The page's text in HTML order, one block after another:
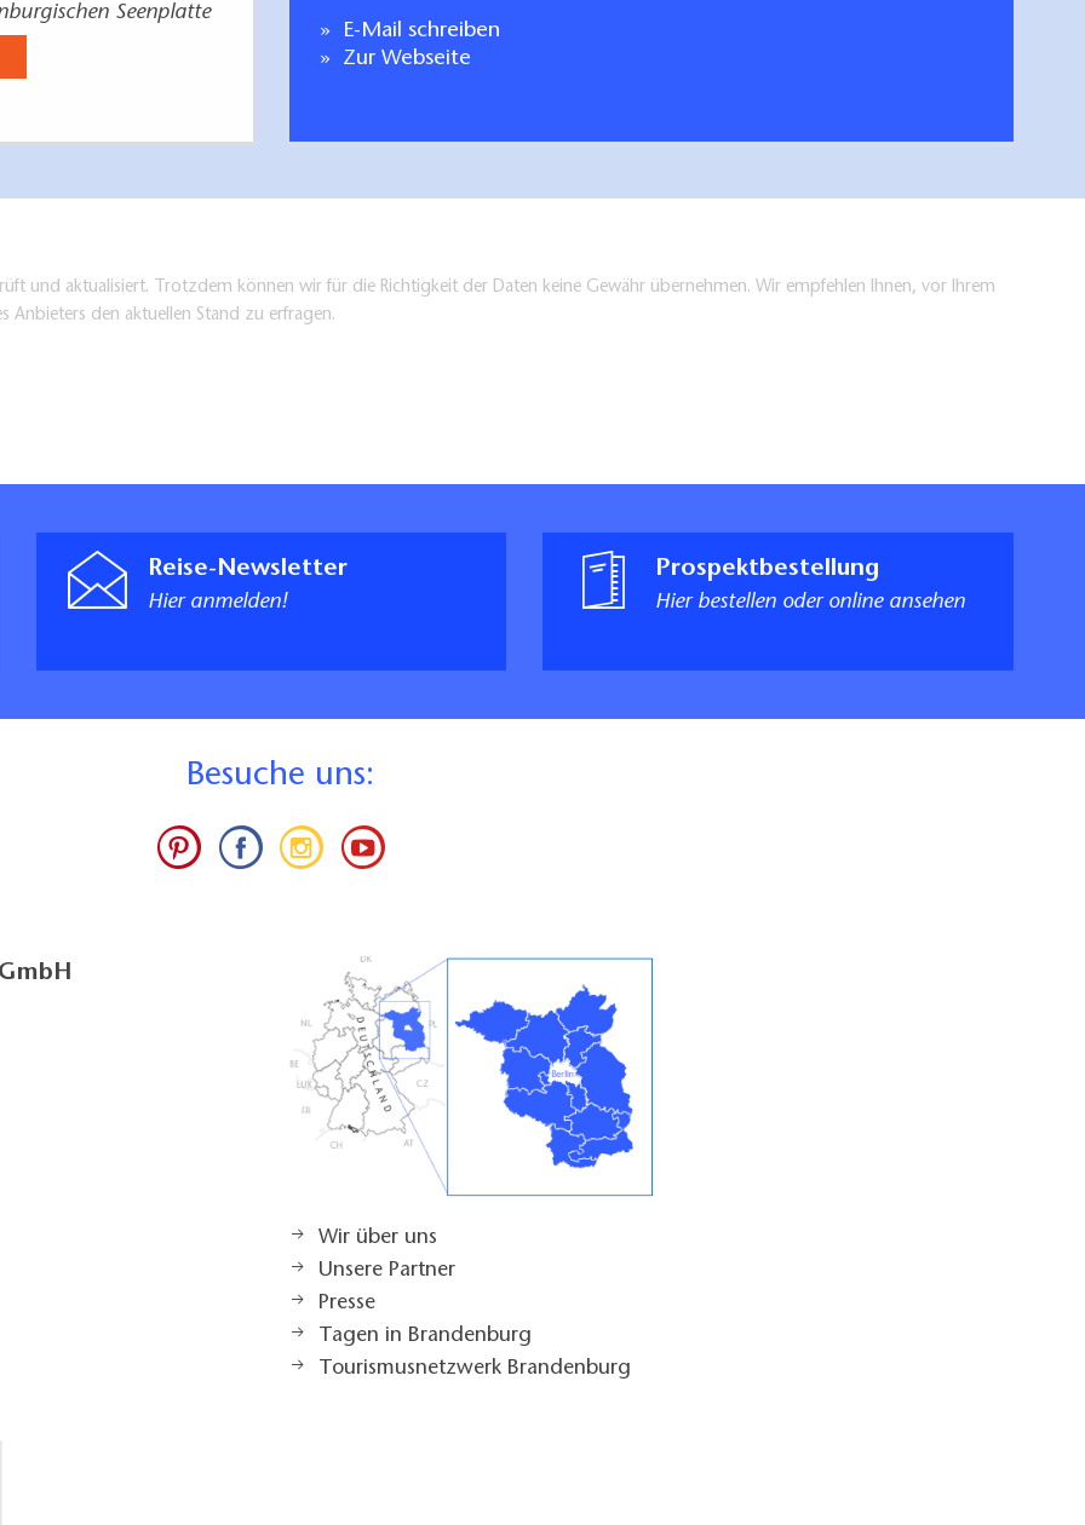
Seenplatte
Jetzt ansehen/bestellen
E-Mail schreiben
Zur Webseite
und aktualisiert. Trotzdem können wir für die Richtigkeit der Daten keine Gewähr übernehmen. Wir empfehlen Ihnen, vor Ihrem
Anbieters den aktuellen Stand zu erfragen.
Reise-Newsletter
Hier anmelden!
Prospektbestellung
Hier bestellen oder online ansehen
Besuche uns:
Wir über uns
Unsere Partner
Presse
Tagen in Brandenburg
Tourismusnetzwerk Brandenburg